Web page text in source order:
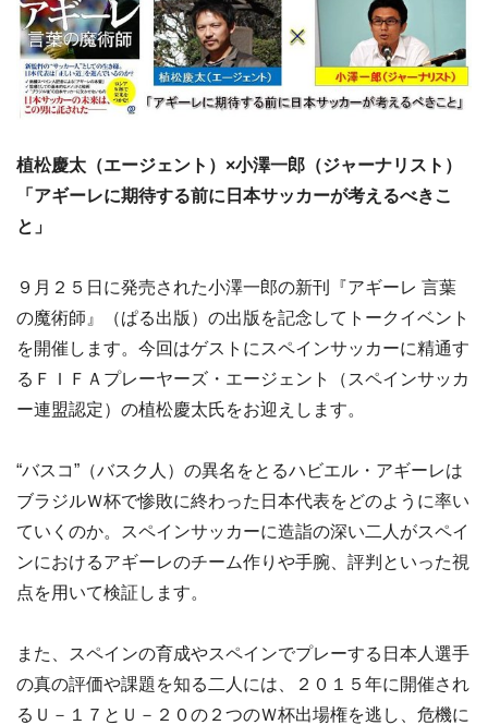
植松慶太（エージェント）×小澤一郎（ジャーナリスト）
「アギーレに期待する前に日本サッカーが考えるべきこ
と」
９月２５日に発売された小澤一郎の新刊『アギーレ 言葉
の魔術師』（ぱる出版）の出版を記念してトークイベント
を開催します。今回はゲストにスペインサッカーに精通す
るＦＩＦＡプレーヤーズ・エージェント（スペインサッカ
ー連盟認定）の植松慶太氏をお迎えします。
“バスコ”（バスク人）の異名をとるハビエル・アギーレは
ブラジルＷ杯で惨敗に終わった日本代表をどのように率い
ていくのか。スペインサッカーに造詣の深い二人がスペイ
ンにおけるアギーレのチーム作りや手腕、評判といった視
点を用いて検証します。
また、スペインの育成やスペインでプレーする日本人選手
の真の評価や課題を知る二人には、２０１５年に開催され
るＵ－１７とＵ－２０の２つのＷ杯出場権を逃し、危機に